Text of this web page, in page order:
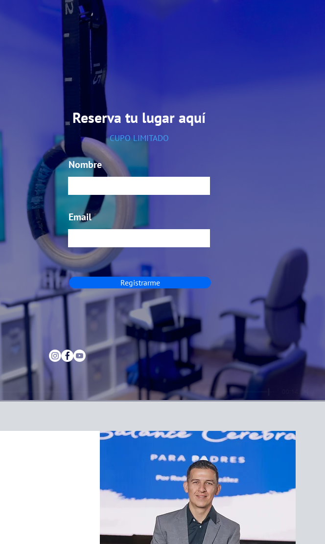
Reserva tu lugar aquí
CUPO LIMITADO
Nombre
Email
Registrarme